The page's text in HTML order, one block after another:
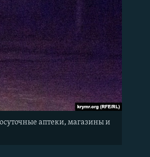
аптеки, магазины и